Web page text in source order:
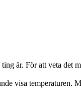
är. För att veta det
visa temperaturen.